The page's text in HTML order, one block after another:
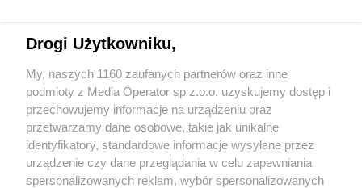
1 / 0
Wydawca mediów lokalnych
Drogi Użytkowniku,
My, naszych 1160 zaufanych partnerów oraz inne
podmioty z Media Operator sp z.o.o. uzyskujemy dostęp i
przechowujemy informacje na urządzeniu oraz
przetwarzamy dane osobowe, takie jak unikalne
identyfikatory, standardowe informacje wysyłane przez
urządzenie czy dane przeglądania w celu zapewniania
spersonalizowanych reklam, wybór spersonalizowanych